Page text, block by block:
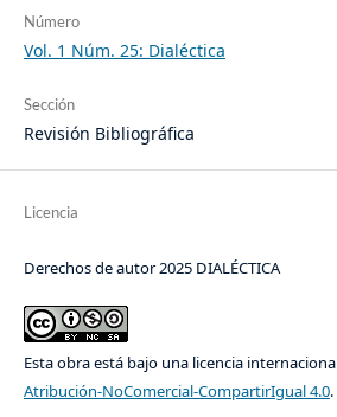
Número
Vol. 1 Núm. 25: Dialéctica
Sección
Revisión Bibliográfica
Licencia
Derechos de autor 2025 DIALÉCTICA
Esta obra está bajo una licencia
Atribución-NoComercial-CompartirIgual 4.0.